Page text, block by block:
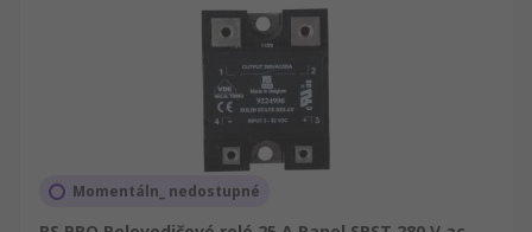
Momentáln_ nedostupné